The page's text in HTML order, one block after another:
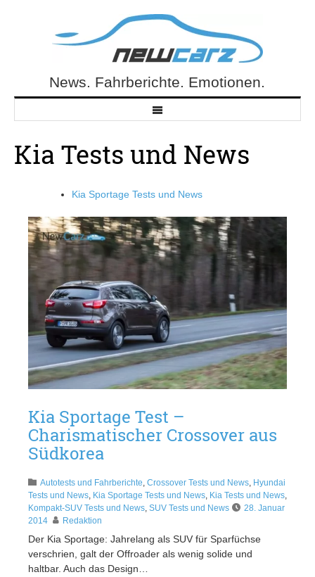
NewCarz.deNews. Fahrberichte. Emotionen.
Kia Tests und News
Kia Sportage Tests und News
Kia Sportage Test –
Charismatischer Crossover aus
Südkorea
Autotests und Fahrberichte, Crossover Tests und News, Hyundai
Tests und News, Kia Sportage Tests und News, Kia Tests und News,
Kompakt-SUV Tests und News, SUV Tests und News
28. Januar
2014
Redaktion
Der Kia Sportage: Jahrelang als SUV für Sparfüchse
verschrien, galt der Offroader als wenig solide und
haltbar. Auch das Design…